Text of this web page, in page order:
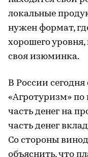
локальные
нужен формат,
хорошего
своя изюминка.
В России
«Агротуризм» по
часть денег на
часть денег
Со стороны
объяснить, что